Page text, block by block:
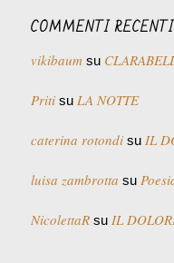
COMMENTI RECENTI
vikibaumsu
Pritisu LA NOTTE
caterina rotondisu IL
luisa zambrotta su
NicolettaRsu IL